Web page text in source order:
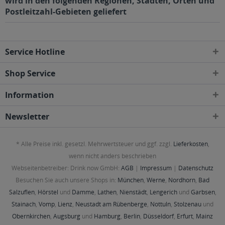
Postleitzahl-Gebieten geliefert
Service Hotline
Shop Service
Information
Newsletter
* Alle Preise inkl. gesetzl. Mehrwertsteuer und ggf. zzgl. Lieferkosten,
wenn nicht anders beschrieben
Webseitenbetreiber: Drink now GmbH: AGB | Impressum | Datenschutz
Besuchen Sie auch unsere Shops in: München, Werne, Nordhorn, Bad
Salzuflen, Hörstel und Damme, Lathen, Nienstädt, Lengerichund Garbsen,
Stainach, Vomp, Lienz, Neustadt am Rübenberge, Nottuln, Stolzenau und
Obernkirchen, Augsburg und Hamburg, Berlin, Düsseldorf, Erfurt, Mainz